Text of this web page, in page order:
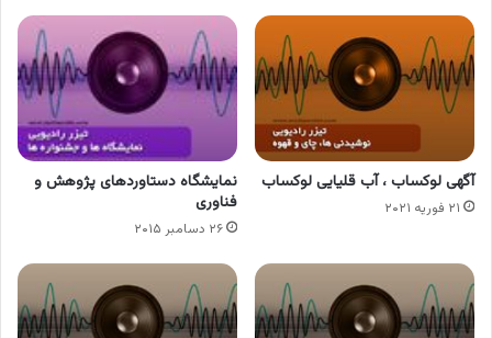
آگهی لوکساب ، آب قلیایی لوکساب
۲۱ فوریه ۲۰۲۱
نمایشگاه دستاوردهای پژوهش و
فناوری
۲۶ دسامبر ۲۰۱۵